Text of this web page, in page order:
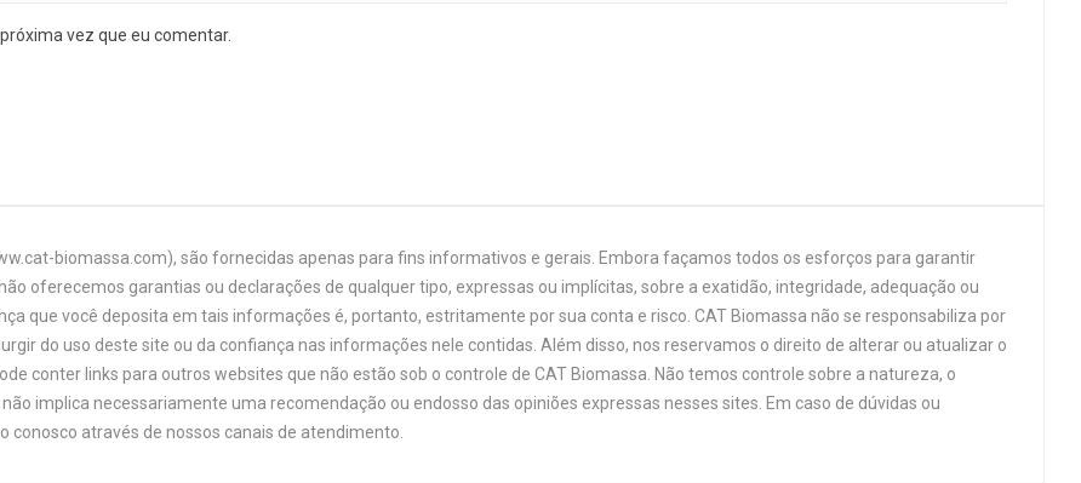
vez que eu comentar.
biomassa.com), são fornecidas apenas para fins informativos e gerais. Embora façamos todos os esforços para garantir
oferecemos garantias ou declarações de qualquer tipo, expressas ou implícitas, sobre a exatidão, integridade, adequação ou
que você deposita em tais informações é, portanto, estritamente por sua conta e risco. CAT Biomassa não se responsabiliza por
do uso deste site ou da confiança nas informações nele contidas. Além disso, nos reservamos o direito de alterar ou atualizar o
conter links para outros websites que não estão sob o controle de CAT Biomassa. Não temos controle sobre a natureza, o
implica necessariamente uma recomendação ou endosso das opiniões expressas nesses sites. Em caso de dúvidas ou
através de nossos canais de atendimento.